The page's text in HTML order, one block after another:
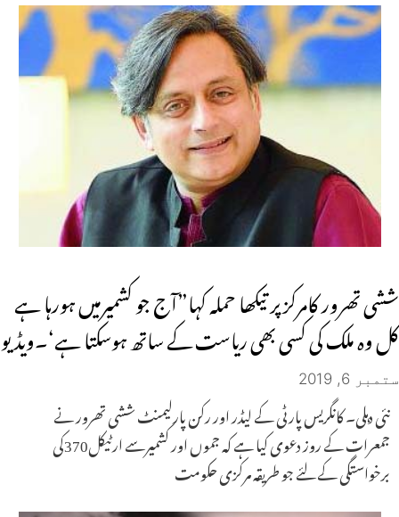
ششی تھرور کامرکز پر تیکھا حملہ کہا”آج جو کشمیرمیں ہورہا ہے
کل وہ ملک کی کسی بھی ریاست کے ساتھ ہوسکتا ہے‘۔ویڈیو
ستمبر 6, 2019
نئی دہلی۔ کانگریس پارٹی کے لیڈر اور رکن پارلیمنٹ ششی تھرور نے
جمعرات کے روز دعوی کیا ہے کہ جموں اور کشمیرسے ارٹیکل370کی
برخواستگی کے لئے جو طریقہ مرکزی حکومت